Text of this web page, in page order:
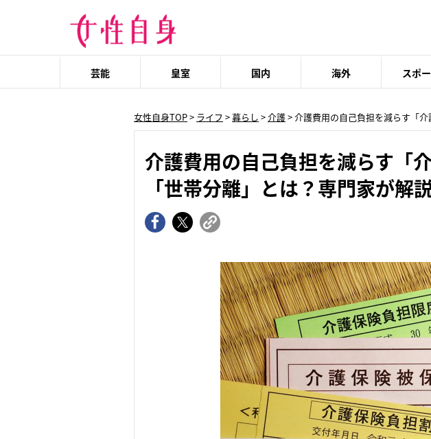
芸能 皇室 国内 海外 スポ
女性自身TOP> ライフ >暮らし >介護> 介護費用の自己負担を減らす「
介護費用の自己負担を減らす「
「世帯分離」とは？専門家が解